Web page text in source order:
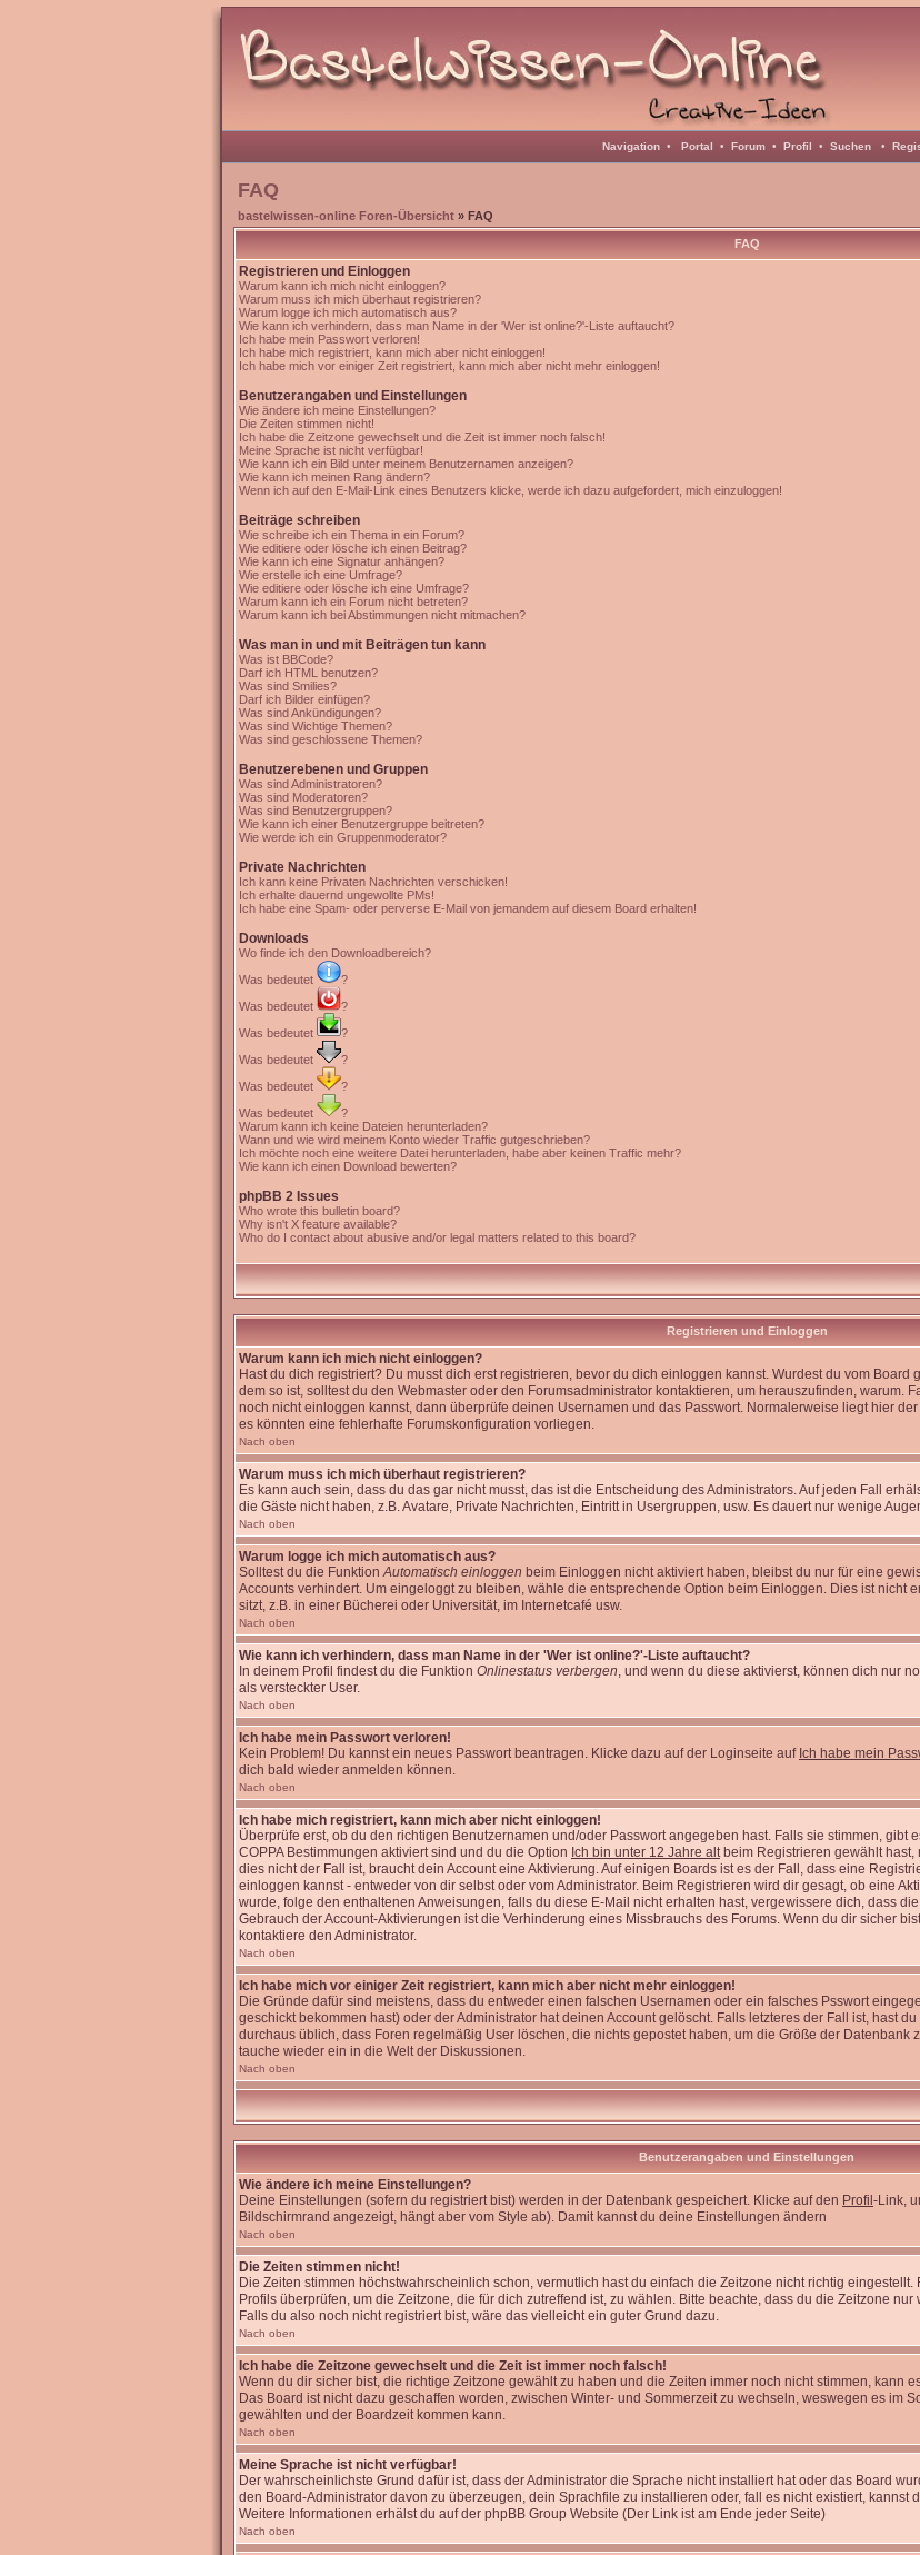
Navigation • Portal • Forum • Profil • Suchen •
FAQ
bastelwissen-online Foren-Übersicht » FAQ
FAQ
Registrieren und Einloggen
Warum kann ich mich nicht einloggen?
Warum muss ich mich überhaut registrieren?
Warum logge ich mich automatisch aus?
Wie kann ich verhindern, dass man Name in der 'Wer ist online?'-Liste auftaucht?
Ich habe mein Passwort verloren!
Ich habe mich registriert, kann mich aber nicht einloggen!
Ich habe mich vor einiger Zeit registriert, kann mich aber nicht mehr einloggen!
Benutzerangaben und Einstellungen
Wie ändere ich meine Einstellungen?
Die Zeiten stimmen nicht!
Ich habe die Zeitzone gewechselt und die Zeit ist immer noch falsch!
Meine Sprache ist nicht verfügbar!
Wie kann ich ein Bild unter meinem Benutzernamen anzeigen?
Wie kann ich meinen Rang ändern?
Wenn ich auf den E-Mail-Link eines Benutzers klicke, werde ich dazu aufgefordert, mich einzuloggen!
Beiträge schreiben
Wie schreibe ich ein Thema in ein Forum?
Wie editiere oder lösche ich einen Beitrag?
Wie kann ich eine Signatur anhängen?
Wie erstelle ich eine Umfrage?
Wie editiere oder lösche ich eine Umfrage?
Warum kann ich ein Forum nicht betreten?
Warum kann ich bei Abstimmungen nicht mitmachen?
Was man in und mit Beiträgen tun kann
Was ist BBCode?
Darf ich HTML benutzen?
Was sind Smilies?
Darf ich Bilder einfügen?
Was sind Ankündigungen?
Was sind Wichtige Themen?
Was sind geschlossene Themen?
Benutzerebenen und Gruppen
Was sind Administratoren?
Was sind Moderatoren?
Was sind Benutzergruppen?
Wie kann ich einer Benutzergruppe beitreten?
Wie werde ich ein Gruppenmoderator?
Private Nachrichten
Ich kann keine Privaten Nachrichten verschicken!
Ich erhalte dauernd ungewollte PMs!
Ich habe eine Spam- oder perverse E-Mail von jemandem auf diesem Board erhalten!
Downloads
Wo finde ich den Downloadbereich?
Was bedeutet
?
Was bedeutet
?
Was bedeutet
?
Was bedeutet
?
Was bedeutet
?
Was bedeutet
?
Warum kann ich keine Dateien herunterladen?
Wann und wie wird meinem Konto wieder Traffic gutgeschrieben?
Ich möchte noch eine weitere Datei herunterladen, habe aber keinen Traffic mehr?
Wie kann ich einen Download bewerten?
phpBB 2 Issues
Who wrote this bulletin board?
Why isn't X feature available?
Who do I contact about abusive and/or legal matters related to this board?
Registrieren und Einloggen
Warum kann ich mich nicht einloggen?
Hast du dich registriert? Du musst dich erst registrieren, bevor du dich einloggen kannst. Wurdest du vom
dem so ist, solltest du den Webmaster oder den Forumsadministrator kontaktieren, um herauszufinden, warum.
noch nicht einloggen kannst, dann überprüfe deinen Usernamen und das Passwort. Normalerweise liegt hier
es könnten eine fehlerhafte Forumskonfiguration vorliegen.
Nach oben
Warum muss ich mich überhaut registrieren?
Es kann auch sein, dass du das gar nicht musst, das ist die Entscheidung des Administrators. Auf jeden Fall
die Gäste nicht haben, z.B. Avatare, Private Nachrichten, Eintritt in Usergruppen, usw. Es dauert nur wenige
Nach oben
Warum logge ich mich automatisch aus?
Solltest du die FunktionAutomatisch einloggen beim Einloggen nicht aktiviert haben, bleibst du nur für eine
Accounts verhindert. Um eingeloggt zu bleiben, wähle die entsprechende Option beim Einloggen. Dies ist nicht
sitzt, z.B. in einer Bücherei oder Universität, im Internetcafé usw.
Nach oben
Wie kann ich verhindern, dass man Name in der 'Wer ist online?'-Liste auftaucht?
In deinem Profil findest du die Funktion Onlinestatus verbergen, und wenn du diese aktivierst, können dich nur
als versteckter User.
Nach oben
Ich habe mein Passwort verloren!
Kein Problem! Du kannst ein neues Passwort beantragen. Klicke dazu auf der Loginseite auf Ich habe mein
dich bald wieder anmelden können.
Nach oben
Ich habe mich registriert, kann mich aber nicht einloggen!
Überprüfe erst, ob du den richtigen Benutzernamen und/oder Passwort angegeben hast. Falls sie stimmen, gibt
COPPA Bestimmungen aktiviert sind und du die Option Ich bin unter 12 Jahre altbeim Registrieren gewählt hast,
dies nicht der Fall ist, braucht dein Account eine Aktivierung. Auf einigen Boards ist es der Fall, dass eine
einloggen kannst - entweder von dir selbst oder vom Administrator. Beim Registrieren wird dir gesagt, ob eine
wurde, folge den enthaltenen Anweisungen, falls du diese E-Mail nicht erhalten hast, vergewissere dich, dass
Gebrauch der Account-Aktivierungen ist die Verhinderung eines Missbrauchs des Forums. Wenn du dir sicher
kontaktiere den Administrator.
Nach oben
Ich habe mich vor einiger Zeit registriert, kann mich aber nicht mehr einloggen!
Die Gründe dafür sind meistens, dass du entweder einen falschen Usernamen oder ein falsches Psswort
geschickt bekommen hast) oder der Administrator hat deinen Account gelöscht. Falls letzteres der Fall ist, hast
durchaus üblich, dass Foren regelmäßig User löschen, die nichts gepostet haben, um die Größe der Datenbank
tauche wieder ein in die Welt der Diskussionen.
Nach oben
Benutzerangaben und Einstellungen
Wie ändere ich meine Einstellungen?
Deine Einstellungen (sofern du registriert bist) werden in der Datenbank gespeichert. Klicke auf den Profil -Link,
Bildschirmrand angezeigt, hängt aber vom Style ab). Damit kannst du deine Einstellungen ändern
Nach oben
Die Zeiten stimmen nicht!
Die Zeiten stimmen höchstwahrscheinlich schon, vermutlich hast du einfach die Zeitzone nicht richtig
Profils überprüfen, um die Zeitzone, die für dich zutreffend ist, zu wählen. Bitte beachte, dass du die Zeitzone
Falls du also noch nicht registriert bist, wäre das vielleicht ein guter Grund dazu.
Nach oben
Ich habe die Zeitzone gewechselt und die Zeit ist immer noch falsch!
Wenn du dir sicher bist, die richtige Zeitzone gewählt zu haben und die Zeiten immer noch nicht stimmen, kann
Das Board ist nicht dazu geschaffen worden, zwischen Winter- und Sommerzeit zu wechseln, weswegen es im
gewählten und der Boardzeit kommen kann.
Nach oben
Meine Sprache ist nicht verfügbar!
Der wahrscheinlichste Grund dafür ist, dass der Administrator die Sprache nicht installiert hat oder das Board
den Board-Administrator davon zu überzeugen, dein Sprachfile zu installieren oder, fall es nicht existiert,
Weitere Informationen erhälst du auf der phpBB Group Website (Der Link ist am Ende jeder Seite)
Nach oben